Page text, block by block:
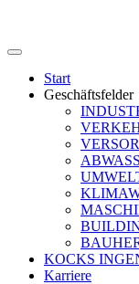
Start
Geschäftsfelder
KOCKS
Karriere